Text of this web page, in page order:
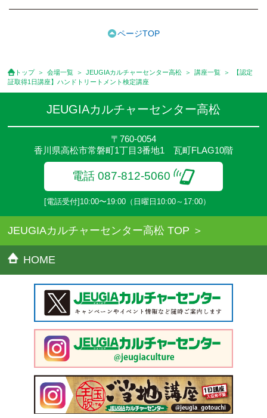
用は含まれておりません。
のでご確認ください。
●参加人数が一定に満たない場合、体験や講座開講を中止または延
期することがあります。
●その他、詳しい内容については、ご入会時にご説明をさせていた
だきます。
ページTOP
トップ 会場一覧 JEUGIAカルチャーセンター高松 講座一覧
【認定
証取得1日講座】ハンドトリートメント検定講座
JEUGIAカルチャーセンター高松
〒760-0054
香川県高松市常磐町1丁目3番地1 瓦町FLAG10階
電話 087-812-5060
[電話受付]10:00〜19:00（日曜日10:00～17:00）
JEUGIAカルチャーセンター高松 TOP
HOME